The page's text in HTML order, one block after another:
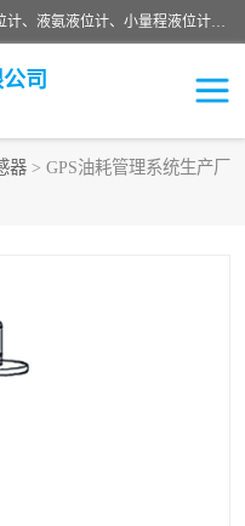
河南福瑞德仪表有限公司是生产销售电容液位计、液氨液位计、小量程液位计定制、智能锅炉水位计、液氮液位计等；并在产品开发、研制的过程中，吸取国内外仪器仪表的技术精华，建立了一支高、精、尖的科研开发队伍，使产品性能不断升级。
司
器 > GPS油耗管理系统生产厂
液氮液位计